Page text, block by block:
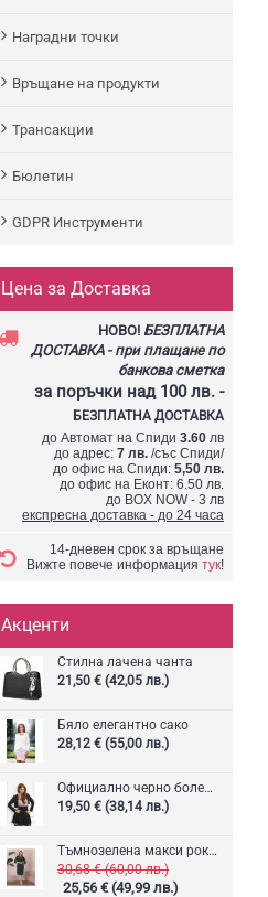
Наградни точки
Връщане на продукти
Трансакции
Бюлетин
GDPR Инструменти
Цена за Доставка
НОВО! БЕЗПЛАТНА
ДОСТАВКА - при плащане по
банкова сметка
за поръчки над 100 лв. -
БЕЗПЛАТНА ДОСТАВКА
до Автомат на Спиди 3.60 лв
до адрес: 7 лв. /със Спиди/
до офис на Спиди: 5,50 лв.
до офис на Еконт: 6.50 лв.
до BOX NOW - 3 лв
експресна доставка - до 24 часа
14-дневен срок за връщане
Вижте повече информация тук!
Акценти
Стилна лачена чанта
21,50 € (42,05 лв.)
Бяло елегантно сако
28,12 € (55,00 лв.)
Официално черно болеро
19,50 € (38,14 лв.)
Тъмнозелена макси рокля
30,68 € (60,00 лв.)
25,56 € (49,99 лв.)